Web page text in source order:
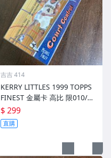
吉吉 414
KERRY LITTLES 1999 TOPPS
FINEST 金屬卡 高比 限010/75
0 前後如圖
$ 299
直購